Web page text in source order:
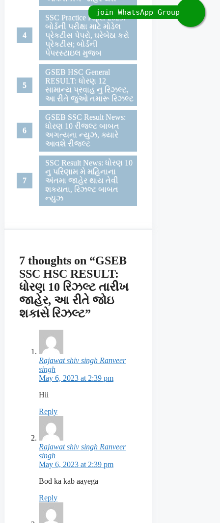
SSC Practice Paper 2023:
બોર્ડની પરીક્ષા માટે મોડેલ
પ્રેકટીસ પેપરો, ઘરેબેઠા કરો
પ્રેકટીસ; બોર્ડની
પેપરસ્ટાઇલ મુજબ
GSEB HSC General
RESULT: ધોરણ 12
સામાન્ય પ્રવાહ નુ રિઝલ્ટ,
આ રીતે જુઓ તમારૂ રિઝલ્ટ
GSEB SSC Result News:
ધોરણ 10 રીજલ્ટ બાબત
અગત્યના ન્યુઝ, ક્યારે
આવશે રીજલ્ટ
SSC Result News: ધોરણ 10
નુ પરિણામ મે મહિનાના
અંતમા જાહેર થાય તેવી
શકયતા, રિઝલ્ટ બાબત
ન્યુઝ
7 thoughts on “GSEB
SSC HSC RESULT:
ધોરણ 10 રિઝલ્ટ તારીખ
જાહેર, આ રીતે જોઇ
શકાસે રિઝલ્ટ”
Rajawat shiv singh Ranveer
singh
May 6, 2023 at 2:39 pm
Hii
Reply
Rajawat shiv singh Ranveer
singh
May 6, 2023 at 2:39 pm
Bod ka kab aayega
Reply